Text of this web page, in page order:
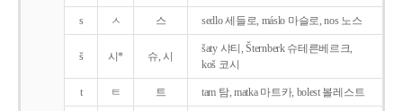
s ㅅ 스 sedlo 세들로, máslo 마슬로, nos 노스
š 시* 슈, 시
šaty 샤티, Šternberk 슈테른베르크,
koš 코시
t ㅌ 트 tam 탐, matka 마트카, bolest 볼레스트